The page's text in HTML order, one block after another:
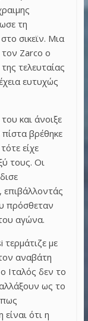
τη
σικεϊν. Μια
Zarco ο
τελευταίας
ευτυχώς
του και άνοιξε
βρέθηκε
είχε
τους. Οι
πρόσθεταν
αγώνα.
με
αναβάτη
Ιταλός δεν το
ως το
ότι η